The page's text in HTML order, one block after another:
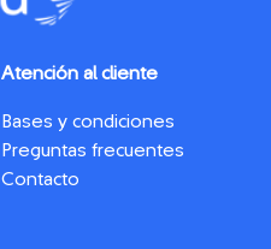
Atención al cliente
Bases y condiciones
Preguntas frecuentes
Contacto